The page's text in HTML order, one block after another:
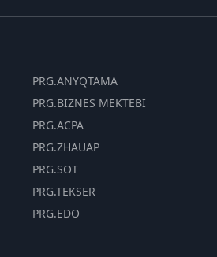
PRG.ANYQTAMA
PRG.BIZNES MEKTEBI
PRG.ACPA
PRG.ZHAUAP
PRG.SOT
PRG.TEKSER
PRG.EDO